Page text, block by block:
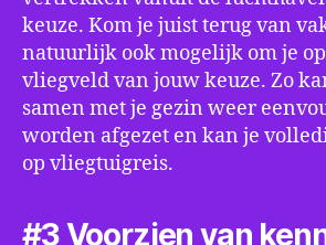
keuze. Kom je juist terug van
natuurlijk ook mogelijk om je
vliegveld van jouw keuze. Zo
samen met je gezin weer
worden afgezet en kan je
op vliegtuigreis.
#3 Voorzien van